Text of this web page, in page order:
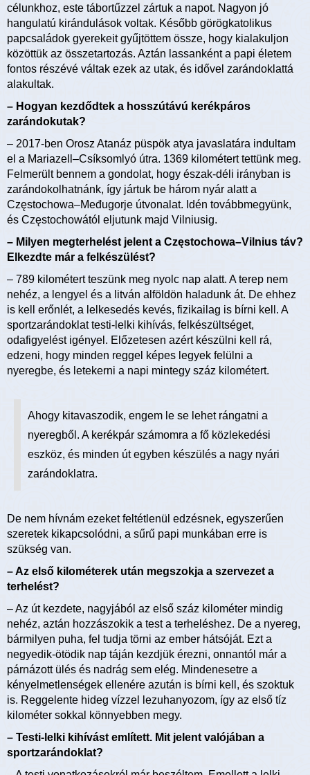
célunkhoz, este tábortűzzel zártuk a napot. Nagyon jó
hangulatú kirándulások voltak. Később görögkatolikus
papcsaládok gyerekeit gyűjtöttem össze, hogy kialakuljon
közöttük az összetartozás. Aztán lassanként a papi életem
fontos részévé váltak ezek az utak, és idővel zarándoklattá
alakultak.
– Hogyan kezdődtek a hosszútávú kerékpáros
zarándokutak?
– 2017-ben Orosz Atanáz püspök atya javaslatára indultam
el a Mariazell–Csíksomlyó útra. 1369 kilométert tettünk meg.
Felmerült bennem a gondolat, hogy észak-déli irányban is
zarándokolhatnánk, így jártuk be három nyár alatt a
Częstochowa–Međugorje útvonalat. Idén továbbmegyünk,
és Częstochowától eljutunk majd Vilniusig.
– Milyen megterhelést jelent a Częstochowa–Vilnius táv?
Elkezdte már a felkészülést?
– 789 kilométert teszünk meg nyolc nap alatt. A terep nem
nehéz, a lengyel és a litván alföldön haladunk át. De ehhez
is kell erőnlét, a lelkesedés kevés, fizikailag is bírni kell. A
sportzarándoklat testi-lelki kihívás, felkészültséget,
odafigyelést igényel. Előzetesen azért készülni kell rá,
edzeni, hogy minden reggel képes legyek felülni a
nyeregbe, és letekerni a napi mintegy száz kilométert.
Ahogy kitavaszodik, engem le se lehet rángatni a
nyeregből. A kerékpár számomra a fő közlekedési
eszköz, és minden út egyben készülés a nagy nyári
zarándoklatra.
De nem hívnám ezeket feltétlenül edzésnek, egyszerűen
szeretek kikapcsolódni, a sűrű papi munkában erre is
szükség van.
– Az első kilométerek után megszokja a szervezet a
terhelést?
– Az út kezdete, nagyjából az első száz kilométer mindig
nehéz, aztán hozzászokik a test a terheléshez. De a nyereg,
bármilyen puha, fel tudja törni az ember hátsóját. Ezt a
negyedik-ötödik nap táján kezdjük érezni, onnantól már a
párnázott ülés és nadrág sem elég. Mindenesetre a
kényelmetlenségek ellenére azután is bírni kell, és szoktuk
is. Reggelente hideg vízzel lezuhanyozom, így az első tíz
kilométer sokkal könnyebben megy.
– Testi-lelki kihívást említett. Mit jelent valójában a
sportzarándoklat?